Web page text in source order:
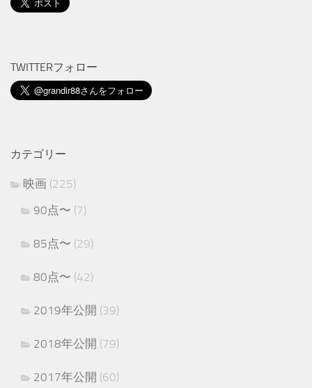
TWITTERフォロー
カテゴリー
映画 (225)
90点〜 (7)
85点〜 (29)
80点〜 (42)
2019年公開 (39)
2018年公開 (79)
2017年公開 (60)